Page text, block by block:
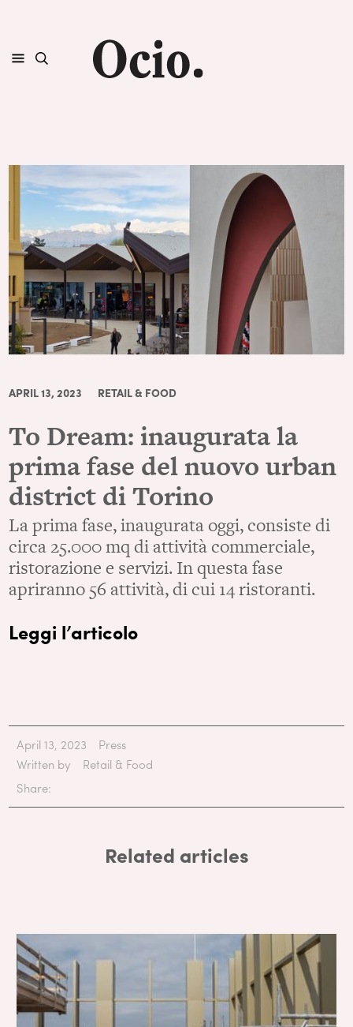
APRIL 13, 2023 RETAIL & FOOD
To Dream: inaugurata la
prima fase del nuovo urban
district di Torino
La prima fase, inaugurata oggi, consiste di
circa 25.000 mq di attività commerciale,
ristorazione e servizi. In questa fase
apriranno 56 attività, di cui 14 ristoranti.
Leggi l’articolo
April 13, 2023
Press
Written by
Retail & Food
Share:
Related articles